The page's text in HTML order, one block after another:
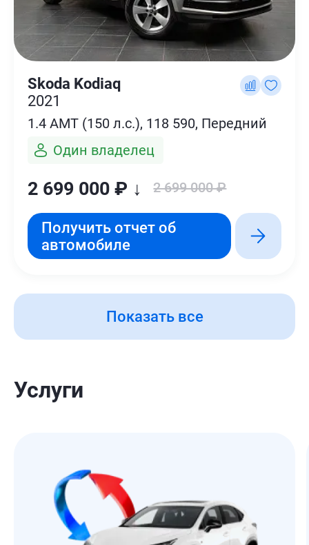
Skoda Kodiaq
2021
1.4 AMT (150 л.с.), 118 590, Передний
Один владелец
2 699 000 ₽ ↓ 2 699 000 ₽
Получить отчет об
автомобиле
Показать все
Услуги